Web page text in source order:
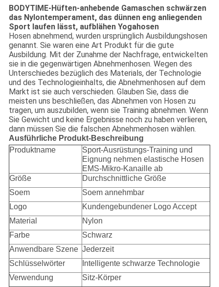
BODYTIME-Hüften-anhebende Gamaschen schwärzen
das Nylontemperament, das dünnen eng anliegenden
Sport laufen lässt, aufblähen Yogahosen
Hosen abnehmend, wurden ursprünglich Ausbildungshosen
genannt. Sie waren eine Art Produkt für die gute
Ausbildung. Mit der Zunahme der Nachfrage, entwickelten
sie in die gegenwärtigen Abnehmenhosen. Wegen des
Unterschiedes bezüglich des Materials, der Technologie
und des Technologieinhalts, die Abnehmenhosen auf dem
Markt ist sie auch verschieden. Glauben Sie, dass die
meisten uns beschließen, das Abnehmen von Hosen zu
tragen, um auszubilden, wenn sie Training abnehmen. Wenn
Sie Gewicht und keine Ergebnisse noch zu haben verlieren,
dann müssen Sie die falschen Abnehmenhosen wählen.
Ausführliche Produkt-Beschreibung
Produktname
Sport-Ausrüstungs-Training und
Eignung nehmen elastische Hosen
EMS-Mikro-Kanaille ab
Größe
Durchschnittliche Größe
Soem
Soem annehmbar
Logo
Kundengebundener Logo Accept
Material
Nylon
Farbe
Schwarz
Anwendbare Szene Jederzeit
Schlüsselwörter
Intelligente schwarze Technologie
Verwendung
Sitz-Körper